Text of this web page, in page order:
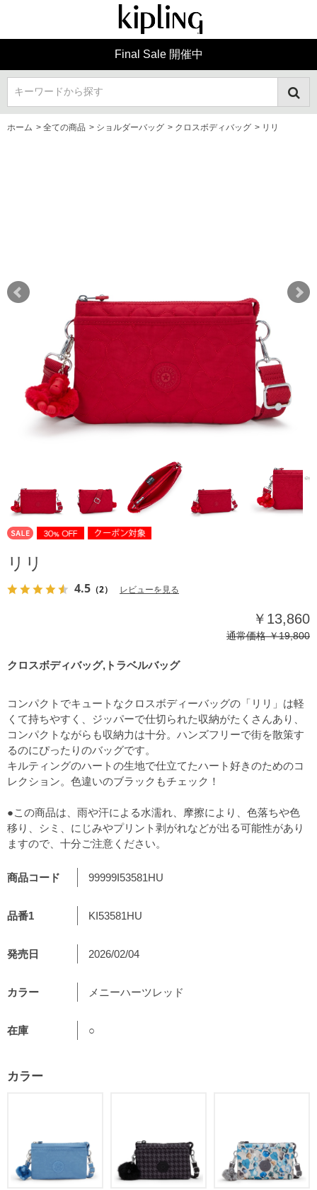
Final Sale 開催中
キーワードから探す
ホーム > 全ての商品 > ショルダーバッグ > クロスボディバッグ > リリ
リリ
4.5 （2） レビューを見る
クロスボディバッグ,トラベルバッグ
￥13,860
通常価格￥19,800
商品コード 99999I53581HU
品番1 KI53581HU
発売日 2026/02/04
カラー メニーハーツレッド
在庫 ○
カラー
コンパクトでキュートなクロスボディーバッグの「リリ」は軽
くて持ちやすく、ジッパーで仕切られた収納がたくさんあり、
コンパクトながらも収納力は十分。ハンズフリーで街を散策す
るのにぴったりのバッグです。
キルティングのハートの生地で仕立てたハート好きのためのコ
レクション。色違いのブラックもチェック！
●この商品は、雨や汗による水濡れ、摩擦により、色落ちや色
移り、シミ、にじみやプリント剥がれなどが出る可能性があり
ますので、十分ご注意ください。